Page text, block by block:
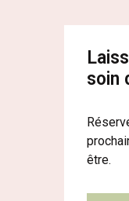
soin
être.